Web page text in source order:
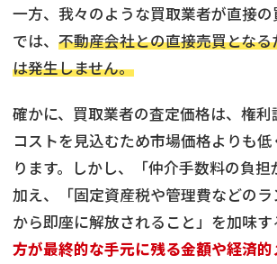
一方、我々のような買取業者が直接の
では、 不動産会社との直接売買とな
は発生しません。
確かに、買取業者の査定価格は、権
コストを見込むため市場価格よりも
ります。しかし、「仲介手数料の負
加え、「固定資産税や管理費などの
から即座に解放されること」を加味す
方が最終的な手元に残る金額や経済